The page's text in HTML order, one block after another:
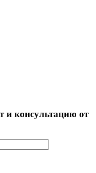
и консультацию от